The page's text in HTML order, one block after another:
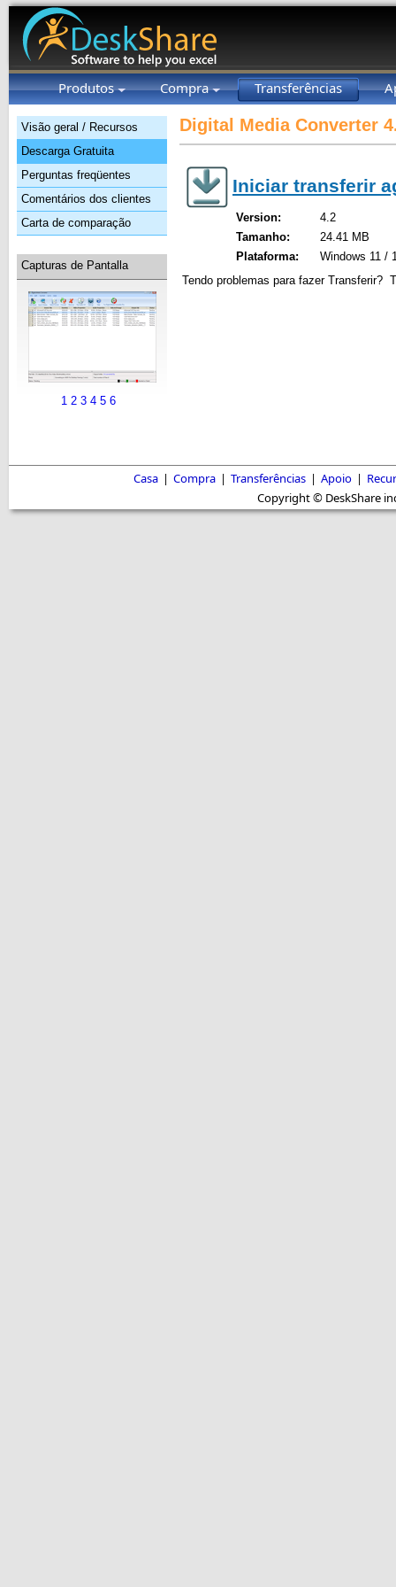
Produtos Compra Transferências
Visão geral / Recursos
Descarga Gratuita
Perguntas freqüentes
Comentários dos clientes
Carta de comparação
Capturas de Pantalla
1 2 3 4 5 6
Digital Media Converter
Iniciar transferir
Version:
4.2
Tamanho:
24.41 MB
Plataforma:
Windows 11 /
Tendo problemas para fazer Transferir?
Casa | Compra | Transferências | Apoio |
Copyright © DeskShare